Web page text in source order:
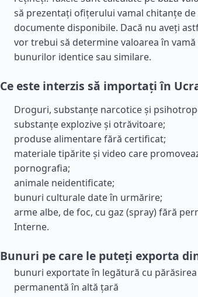
să prezentați ofițerului vamal chitanțe
documente disponibile. Dacă nu aveți
vor trebui să determine valoarea în
bunurilor identice sau similare.
Ce este interzis să importați în
Droguri, substanțe narcotice și
substanțe explozive și otrăvitoare;
produse alimentare fără certificat;
materiale tipărite și video care
pornografia;
animale neidentificate;
bunuri culturale date în urmărire;
arme albe, de foc, cu gaz (spray) fără
Interne.
Bunuri pe care le puteți exporta
bunuri exportate în legătură cu
permanentă în altă țară